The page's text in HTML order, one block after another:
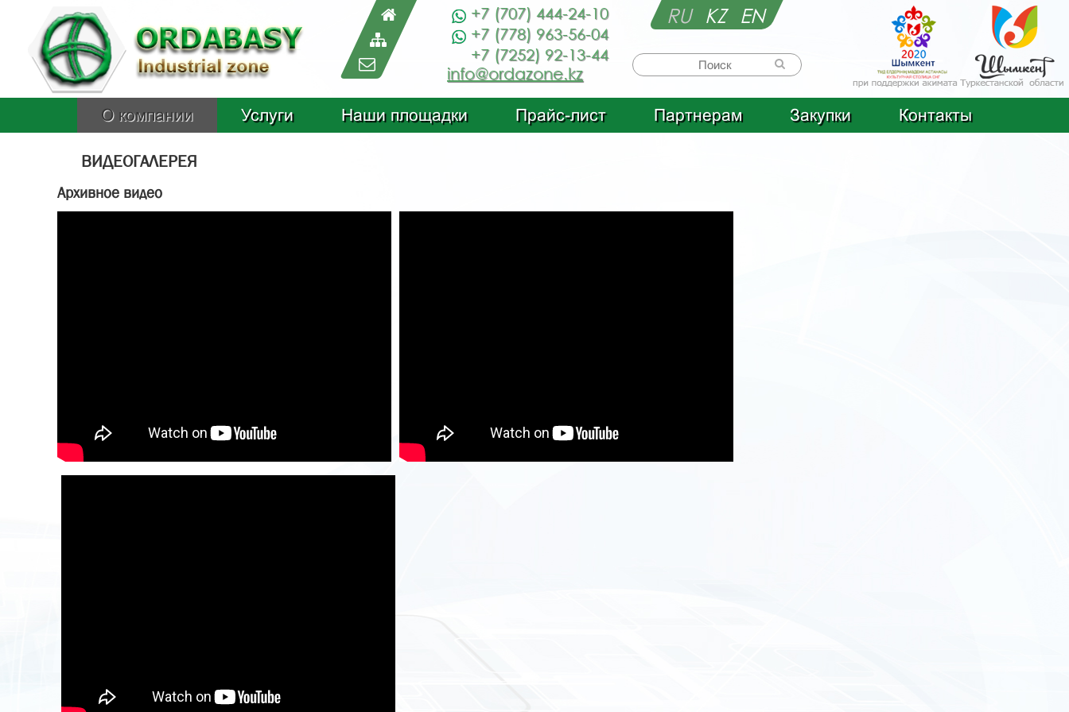
+7 (707) 444-24-10
+7 (778) 963-56-04
+7 (7252) 92-13-44
info@ordazone.kz
RU KZ EN
О компании Услуги Наши площадки Прайс-лист Партнерам Закупки Контакты
ВИДЕОГАЛЕРЕЯ
Архивное видео